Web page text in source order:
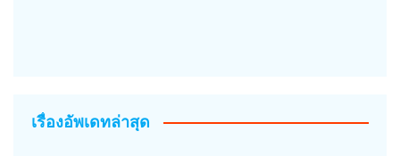
เรื่องอัพเดทล่าสุด